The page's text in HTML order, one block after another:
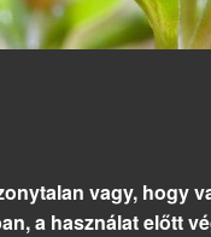
vagy, hogy
a használat előtt